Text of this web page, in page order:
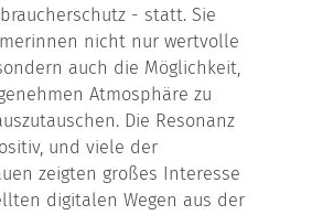
- statt. Sie
nicht nur wertvolle
auch die Möglichkeit,
Atmosphäre zu
Die Resonanz
und viele der
zeigten großes Interesse
digitalen Wegen aus der